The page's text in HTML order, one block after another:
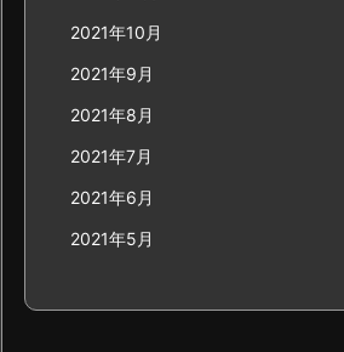
2021年10月
2021年9月
2021年8月
2021年7月
2021年6月
2021年5月